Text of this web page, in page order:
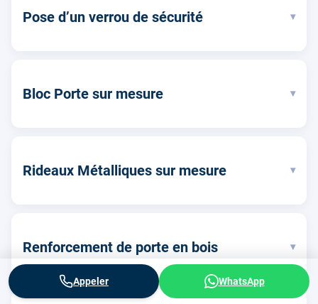
Pose d’un verrou de sécurité ▾
Bloc Porte sur mesure ▾
Rideaux Métalliques sur mesure ▾
Renforcement de porte en bois ▾
Appeler WhatsApp